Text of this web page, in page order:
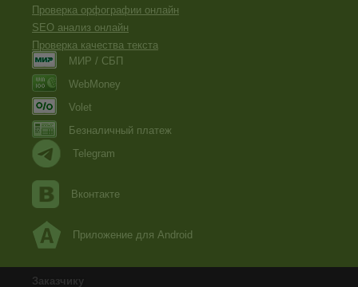
Проверка орфографии онлайн
SEO анализ онлайн
Проверка качества текста
МИР / СБП
WebMoney
Volet
Безналичный платеж
Telegram
Вконтакте
Приложение для Android
Заказчику